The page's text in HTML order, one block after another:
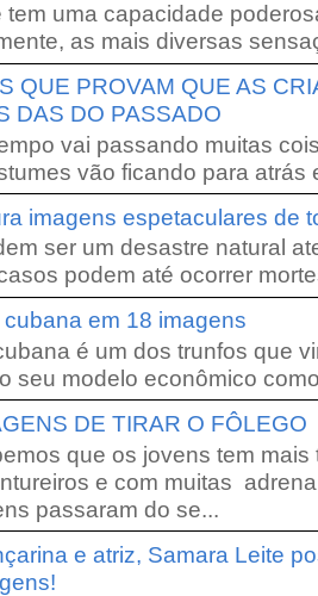
tem uma capacidade
as mais diversas
QUE PROVAM QUE AS
DAS DO PASSADO
vai passando muitas
vão ficando para atrás
imagens espetaculares de
ser um desastre natural
podem até ocorrer
em 18 imagens
é um dos trunfos que
seu modelo econômico
DE TIRAR O FÔLEGO
que os jovens tem
e com muitas
passaram do se...
e atriz, Samara Leite